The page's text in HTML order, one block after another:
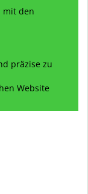
mit den
präzise zu
Website